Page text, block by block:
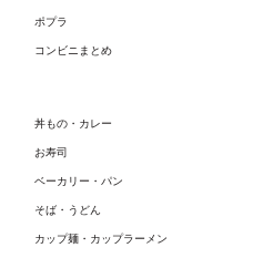
ポプラ
コンビニまとめ
丼もの・カレー
お寿司
ベーカリー・パン
そば・うどん
カップ麺・カップラーメン